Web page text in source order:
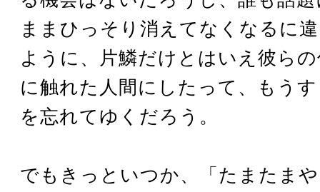
ままひっそり消えてなくなるに
ように、片鱗だけとはいえ彼ら
に触れた人間にしたって、もう
を忘れてゆくだろう。
でもきっといつか、「たまたま